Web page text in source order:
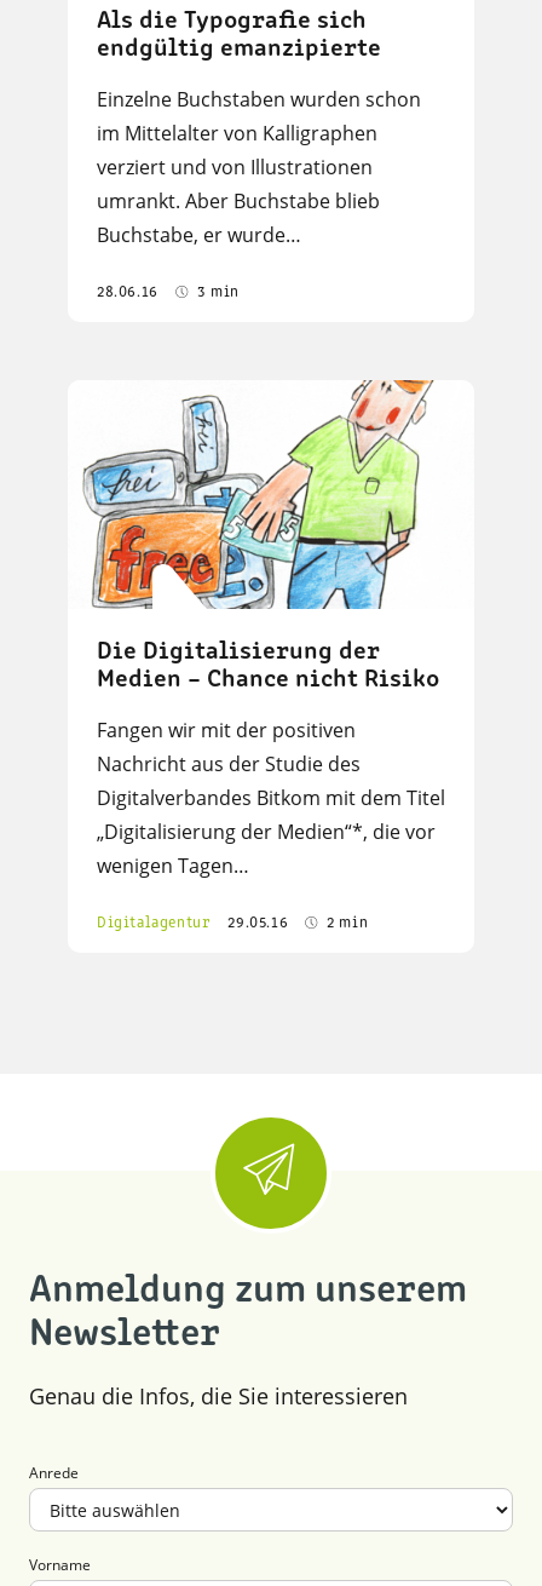
Als die Typografie sich
endgültig emanzipierte
Einzelne Buchstaben wurden schon
im Mittelalter von Kalligraphen
verziert und von Illustrationen
umrankt. Aber Buchstabe blieb
Buchstabe, er wurde…
28.06.16 3 min
Die Digitalisierung der
Medien – Chance nicht Risiko
Fangen wir mit der positiven
Nachricht aus der Studie des
Digitalverbandes Bitkom mit dem Titel
„Digitalisierung der Medien“*, die vor
wenigen Tagen…
Digitalagentur 29.05.16 2 min
Anmeldung zum unserem
Newsletter
Genau die Infos, die Sie interessieren
Anrede
Vorname